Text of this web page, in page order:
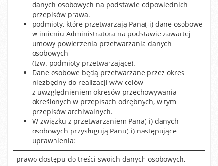
danych osobowych na podstawie odpowiednich
przepisów prawa,
podmioty, które przetwarzają Pana(-i) dane osobowe
w imieniu Administratora na podstawie zawartej
umowy powierzenia przetwarzania danych
osobowych
(tzw. podmioty przetwarzające).
Dane osobowe będą przetwarzane przez okres
niezbędny do realizacji w/w celów
z uwzględnieniem okresów przechowywania
określonych w przepisach odrębnych, w tym
przepisów archiwalnych.
W związku z przetwarzaniem Pana(-i) danych
osobowych przysługują Panu(-i) następujące
uprawnienia:
prawo dostępu do treści swoich danych osobowych,